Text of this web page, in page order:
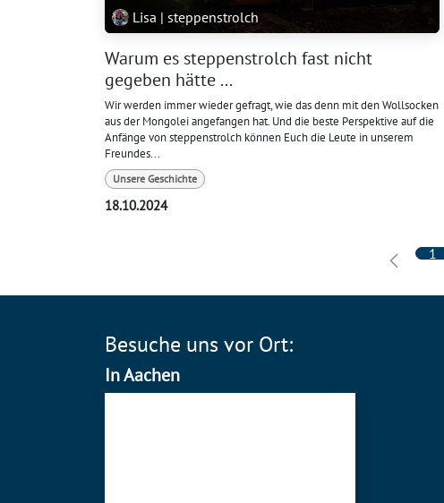
Lisa | steppenstrolch
Warum es steppenstrolch fast nicht
gegeben hätte ...
Wir werden immer wieder gefragt, wie das denn mit den Wollsocken
aus der Mongolei angefangen hat. Und die beste Perspektive auf die
Anfänge von steppenstrolch können Euch die Leute in unserem
Freundes...
Unsere Geschichte
18.10.2024
1
Besuche uns vor Ort:
In Aachen